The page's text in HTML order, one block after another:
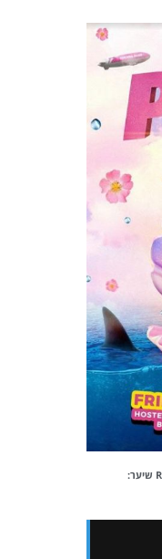
הפרזנטורית החדשה של ליין ה- PURE | צילום: Roy Miz שיער: